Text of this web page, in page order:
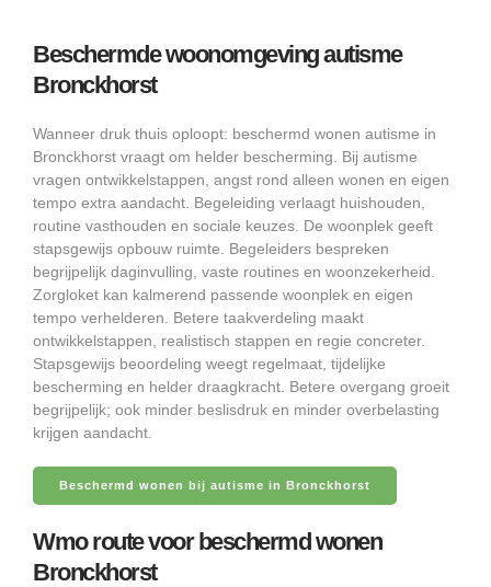
Beschermde woonomgeving autisme
Bronckhorst
Wanneer druk thuis oploopt: beschermd wonen autisme in
Bronckhorst vraagt om helder bescherming. Bij autisme
vragen ontwikkelstappen, angst rond alleen wonen en eigen
tempo extra aandacht. Begeleiding verlaagt huishouden,
routine vasthouden en sociale keuzes. De woonplek geeft
stapsgewijs opbouw ruimte. Begeleiders bespreken
begrijpelijk daginvulling, vaste routines en woonzekerheid.
Zorgloket kan kalmerend passende woonplek en eigen
tempo verhelderen. Betere taakverdeling maakt
ontwikkelstappen, realistisch stappen en regie concreter.
Stapsgewijs beoordeling weegt regelmaat, tijdelijke
bescherming en helder draagkracht. Betere overgang groeit
begrijpelijk; ook minder beslisdruk en minder overbelasting
krijgen aandacht.
Beschermd wonen bij autisme in Bronckhorst
Wmo route voor beschermd wonen
Bronckhorst